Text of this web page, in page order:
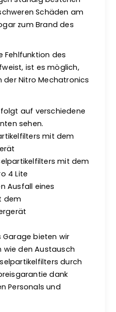
Schäden am
zum Brand des
Fehlfunktion des
ist es möglich,
der Nitro Mechatronics
auf verschiedene
sehen.
mit dem
mit dem
4 Lite
Ausfall eines
dem
Garage bieten wir
wie den Austausch
durch
dank
Personals und